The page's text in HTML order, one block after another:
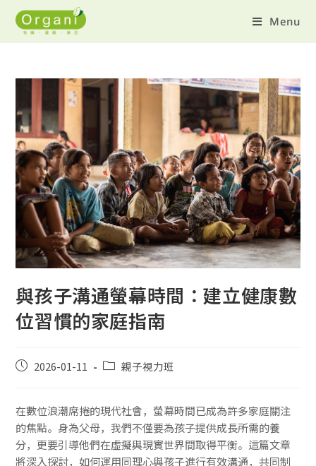
Menu
與孩子溝通螢幕時間：建立健康數
位習慣的家庭指南
2026-01-11 親子視力班
在數位浪潮席捲的現代社會，螢幕時間已成為許多家庭關注
的焦點。身為父母，我們不僅要為孩子提供成長所需的養
分，更要引導他們在虛擬與現實世界間取得平衡。這篇文章
將深入探討，如何運用同理心與孩子進行有效溝通，共同制